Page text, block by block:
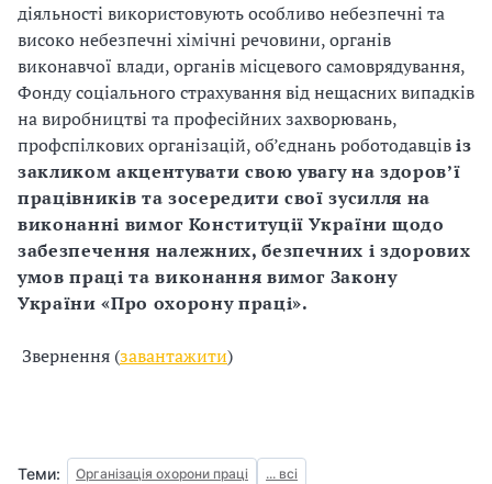
діяльності використовують особливо небезпечні та
високо небезпечні хімічні речовини, органів
виконавчої влади, органів місцевого самоврядування,
Фонду соціального страхування від нещасних випадків
на виробництві та професійних захворювань,
профспілкових організацій, об’єднань роботодавцівіз
закликом акцентувати свою увагу на здоров’ї
працівників та зосередити свої зусилля на
виконанні вимог Конституції України щодо
забезпечення належних, безпечних і здорових
умов праці та виконання вимог Закону
України «Про охорону праці».
Звернення (завантажити)
Теми: Організація охорони праці ... всі
а
о
д
й
н
р